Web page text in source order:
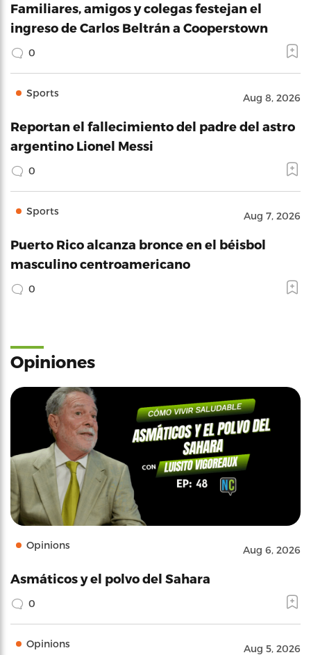
Familiares, amigos y colegas festejan el
ingreso de Carlos Beltrán a Cooperstown
0
Sports Aug 8, 2026
Reportan el fallecimiento del padre del astro
argentino Lionel Messi
0
Sports Aug 7, 2026
Puerto Rico alcanza bronce en el béisbol
masculino centroamericano
0
Opiniones
Opinions Aug 6, 2026
Asmáticos y el polvo del Sahara
0
Opinions Aug 5, 2026